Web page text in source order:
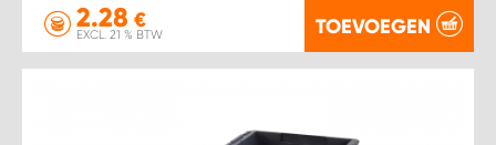
2.28 €
EXCL. 21 % BTW TOEVOEGEN